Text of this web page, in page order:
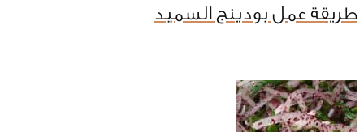
طريقة عمل بودينج السميد